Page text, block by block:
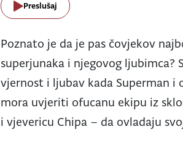
Preslušaj
Poznato je da je pas čovjekov
superjunaka i njegovog
vjernost i ljubav kada Superman
mora uvjeriti ofucanu ekipu iz
i vjevericu Chipa – da ovladaju